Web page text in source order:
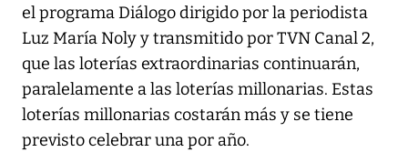
el programa Diálogo dirigido por la periodista
Luz María Noly y transmitido por TVN Canal 2,
que las loterías extraordinarias continuarán,
paralelamente a las loterías millonarias. Estas
loterías millonarias costarán más y se tiene
previsto celebrar una por año.